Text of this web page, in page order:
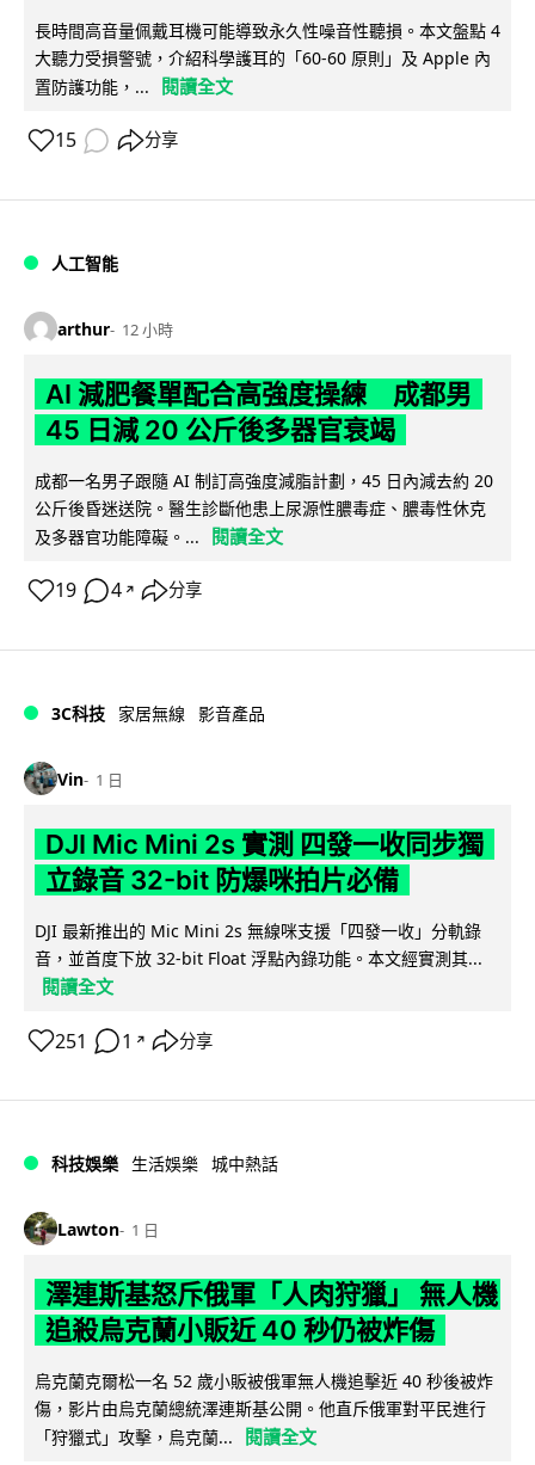
長時間高音量佩戴耳機可能導致永久性噪音性聽損。本文盤點 4
大聽力受損警號，介紹科學護耳的「60-60 原則」及 Apple 內
置防護功能，...
閱讀全文
15 分享
人工智能
arthur 12 小時
AI 減肥餐單配合高強度操練 成都男
45 日減 20 公斤後多器官衰竭
成都一名男子跟隨 AI 制訂高強度減脂計劃，45 日內減去約 20
公斤後昏迷送院。醫生診斷他患上尿源性膿毒症、膿毒性休克
及多器官功能障礙。...
閱讀全文
19 4 ↗ 分享
3C科技 家居無線 影音產品
Vin 1 日
DJI Mic Mini 2s 實測 四發一收同步獨
立錄音 32-bit 防爆咪拍片必備
DJI 最新推出的 Mic Mini 2s 無線咪支援「四發一收」分軌錄
音，並首度下放 32-bit Float 浮點內錄功能。本文經實測其...
閱讀全文
251 1 ↗ 分享
科技娛樂 生活娛樂 城中熱話
Lawton 1 日
澤連斯基怒斥俄軍「人肉狩獵」 無人機
追殺烏克蘭小販近 40 秒仍被炸傷
烏克蘭克爾松一名 52 歲小販被俄軍無人機追擊近 40 秒後被炸
傷，影片由烏克蘭總統澤連斯基公開。他直斥俄軍對平民進行
「狩獵式」攻擊，烏克蘭...
閱讀全文